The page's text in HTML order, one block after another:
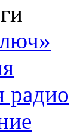
радио